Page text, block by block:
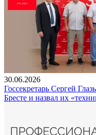
30.06.2026
Госсекретарь Сергей
Бресте и назвал их